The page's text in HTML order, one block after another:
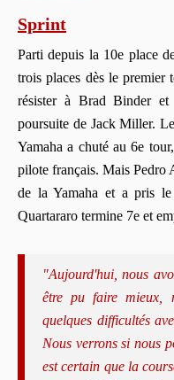
Sprint
Parti depuis la 10e place
trois places dès le premier
résister à Brad Binder
poursuite de Jack Miller.
Yamaha a chuté au 6e
pilote français. Mais Pedro
de la Yamaha et a pris
Quartararo termine 7e et
"Aujourd'hui, nous
être pu faire mieux,
quelques difficultés
Nous verrons si nous
est certain que la